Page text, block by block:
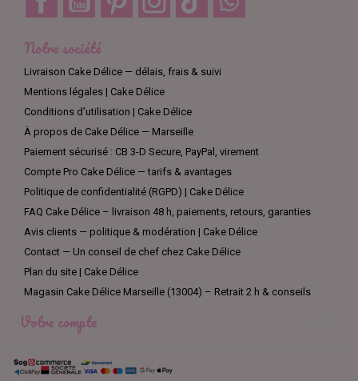
Notre société
Livraison Cake Délice — délais, frais & suivi
Mentions légales | Cake Délice
Conditions d’utilisation | Cake Délice
À propos de Cake Délice — Marseille
Paiement sécurisé : CB 3-D Secure, PayPal, virement
Compte Pro Cake Délice — tarifs & avantages
Politique de confidentialité (RGPD) | Cake Délice
FAQ Cake Délice – livraison 48 h, paiements, retours, garanties
Avis clients — politique & modération | Cake Délice
Contact — Un conseil de chef chez Cake Délice
Plan du site | Cake Délice
Magasin Cake Délice Marseille (13004) – Retrait 2 h & conseils
Votre compte